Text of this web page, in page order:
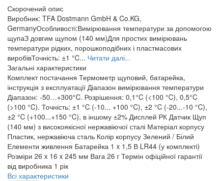
Скорочений опис
Виробник: TFA Dostmann GmbH & Co.KG,
GermanyОсобливості:Вимірювання температури за допомогою
щупаЗ довгим щупом (140 мм)Для простих вимірювань
температури рідких, порошкоподібних і пластмасових
виробівТочність: ±1 °C... Читати далі...
Загальні характеристики
Комплект постачання Термометр щуповий, батарейка,
інструкція з експлуатації Діапазон вимірювання температури
Діапазон: -50…+300°C. Розрішення: 0,1°C (<100 °C), 0,5°C
(>100 °C). Точність: ±1 °C (-10... +100 °C), ±2 °C (-20...-10 °C),
±2 °C (+100...+150 °C), в іншому ±2% Дисплей РК Датчик Щуп
(140 мм) з високоякісної нержавіючої сталі Матеріал корпусу
Пластик, нержавіюча сталь Колір корпусу Зелений / Білий
Елементи живлення Батарейка 1 x 1,5 В LR44 (у комплекті)
Розміри 26 x 16 x 245 мм Вага 26 г Термін офіційної гарантії
від виробника 1 рік
Всі характеристики